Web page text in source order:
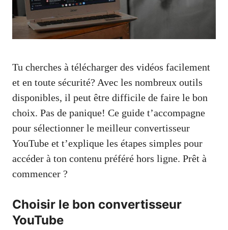
Tu cherches à télécharger des vidéos facilement
et en toute sécurité? Avec les nombreux outils
disponibles, il peut être difficile de faire le bon
choix. Pas de panique! Ce guide t’accompagne
pour sélectionner le meilleur convertisseur
YouTube et t’explique les étapes simples pour
accéder à ton contenu préféré hors ligne. Prêt à
commencer ?
Choisir le bon convertisseur
YouTube